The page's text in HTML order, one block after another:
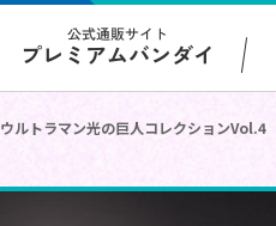
公式通販サイト
プレミアムバンダイ
ウルトラマン光の巨人コレクションVol.4